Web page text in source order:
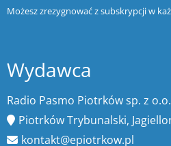
Możesz zrezygnować z subskrypcji w
Wydawca
Radio Pasmo Piotrków sp. z o.o.
Piotrków Trybunalski,
kontakt@epiotrkow.pl